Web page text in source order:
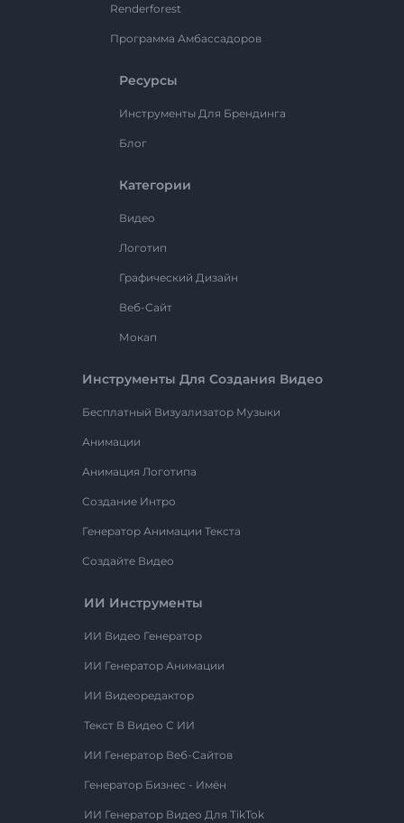
Renderforest
Программа Амбассадоров
Ресурсы
Инструменты Для Брендинга
Блог
Категории
Видео
Логотип
Графический Дизайн
Веб-Сайт
Мокап
Инструменты Для Создания Видео
Бесплатный Визуализатор Музыки
Анимации
Анимация Логотипа
Создание Интро
Генератор Анимации Текста
Создайте Видео
ИИ Инструменты
ИИ Видео Генератор
ИИ Генератор Анимации
ИИ Видеоредактор
Текст В Видео С ИИ
ИИ Генератор Веб-Сайтов
Генератор Бизнес - Имён
ИИ Генератор Видео Для TikTok